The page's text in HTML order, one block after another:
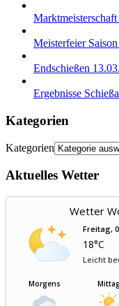
Meisterfeier
Endschießen
Ergebnisse
Kategorien
Kategorien
Aktuelles Wetter
Wetter
Freitag,
18°C
Leicht
Morgens